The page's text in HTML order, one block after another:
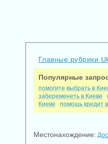
Главные рубрики
Популярные
помогите выбрать в
забеременеть в Киеве
Киеве
помощь кредит
Местонахождение: